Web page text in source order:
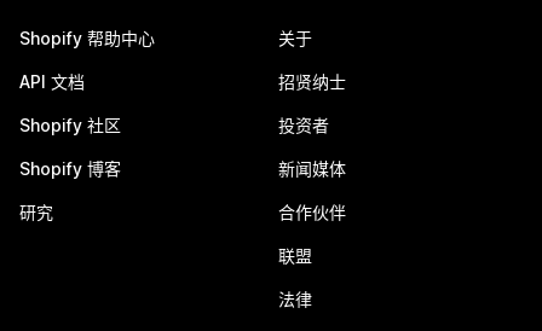
Shopify 帮助中心
API 文档
Shopify 社区
Shopify 博客
研究
关于
招贤纳士
投资者
新闻媒体
合作伙伴
联盟
法律